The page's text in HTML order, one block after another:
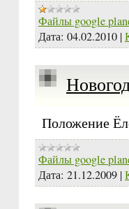
Файлы google
Дата: 04.02.2010 |
Положение
Файлы google
Дата: 21.12.2009 |